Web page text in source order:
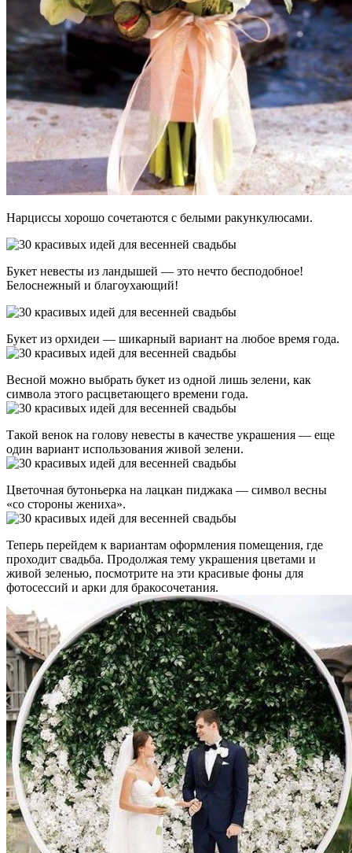
Нарциссы хорошо сочетаются с белыми ракункулюсами.
Букет невесты из ландышей — это нечто бесподобное!
Белоснежный и благоухающий!
Букет из орхидеи — шикарный вариант на любое время года.
Весной можно выбрать букет из одной лишь зелени, как
символа этого расцветающего времени года.
Такой венок на голову невесты в качестве украшения — еще
один вариант использования живой зелени.
Цветочная бутоньерка на лацкан пиджака — символ весны
«со стороны жениха».
Теперь перейдем к вариантам оформления помещения, где
проходит свадьба. Продолжая тему украшения цветами и
живой зеленью, посмотрите на эти красивые фоны для
фотосессий и арки для бракосочетания.